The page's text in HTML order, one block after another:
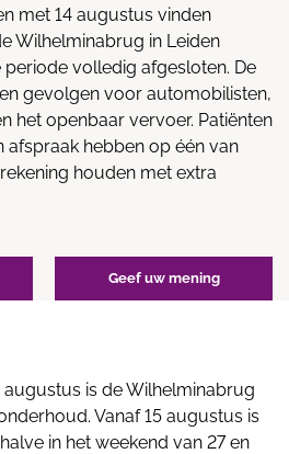
met 14 augustus vinden
Wilhelminabrug in Leiden
periode volledig afgesloten. De
gevolgen voor automobilisten,
het openbaar vervoer. Patiënten
afspraak hebben op één van
houden met extra
Geef uw mening
augustus is de Wilhelminabrug
Vanaf 15 augustus is
in het weekend van 27 en